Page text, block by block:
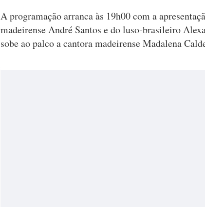
A programação arranca às 19h00 com a
madeirense André Santos e do luso-brasileiro
sobe ao palco a cantora madeirense Madalena